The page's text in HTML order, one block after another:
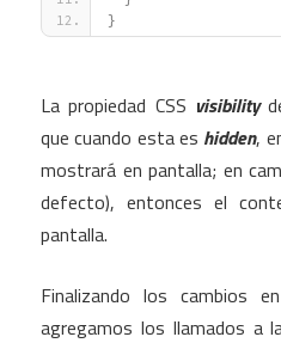
}
La propiedad CSS visibility
que cuando esta es hidden,
mostrará en pantalla; en
defecto), entonces el
pantalla.
Finalizando los cambios
agregamos los llamados a